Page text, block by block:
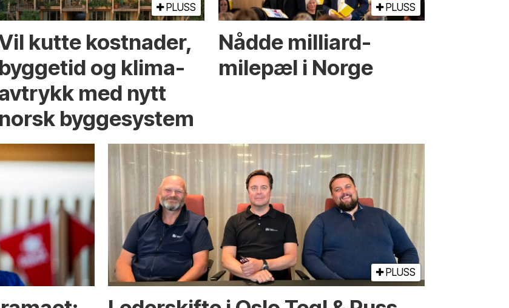
PLUSS
kutte kostnader,
byggetid og klima­
med nytt
norsk bygge­system
PLUSS
Nådde milliard­­
milepæl i Norge
PLUSS